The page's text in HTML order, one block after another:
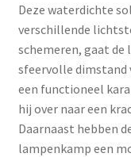
Deze waterdichte
verschillende
schemeren, gaat de
sfeervolle dimstand
een functioneel
hij over naar een
Daarnaast hebben
lampenkamp een